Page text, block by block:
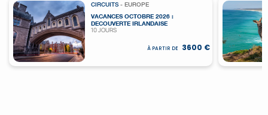
CIRCUITS - EUROPE
VACANCES OCTOBRE 2026 :
DECOUVERTE IRLANDAISE
10 JOURS
À PARTIR DE 3600 €